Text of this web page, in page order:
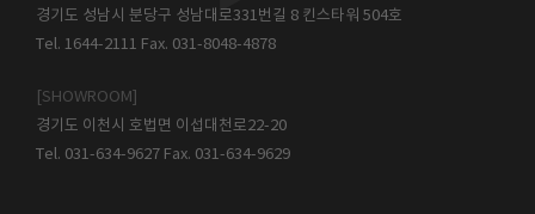
경기도 성남시 분당구 성남대로331번길 8 킨스타워 504호
Tel. 1644-2111 Fax. 031-8048-4878
[SHOWROOM]
경기도 이천시 호법면 이섭대천로22-20
Tel. 031-634-9627 Fax. 031-634-9629